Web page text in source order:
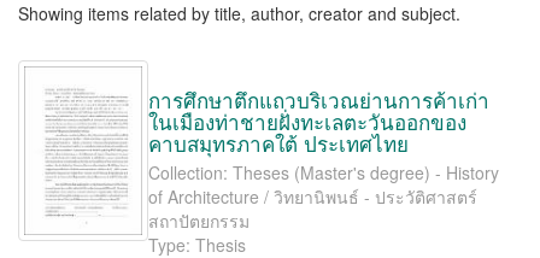
Showing items related by title, author, creator and subject.
การศึกษาตึกแถวบริเวณย่านการค้าเก่า
ในเมืองท่าชายฝั่งทะเลตะวันออกของ
คาบสมุทรภาคใต้ ประเทศไทย
Collection: Theses (Master's degree) - History
of Architecture / วิทยานิพนธ์ - ประวัติศาสตร์
สถาปัตยกรรม
Type: Thesis